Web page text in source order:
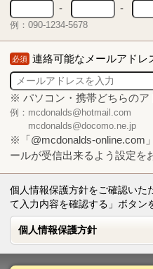
-
-
例：090-1234-5678
必須 連絡可能なメールアドレ
※ パソコン・携帯どちらのア
例：mcdonalds@hotmail.com
mcdonalds@docomo.ne.jp
※「@mcdonalds-online.com
ールが受信出来るよう設定を
個人情報保護方針をご確認いた
て入力内容を確認する」ボタン
個人情報保護方針
個人情報保護方針